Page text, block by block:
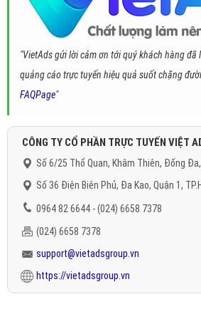
"VietAds gửi lời cảm ơn tới quý khách hàng
quảng cáo trực tuyến hiệu quả suốt chặng
FAQPage"
CÔNG TY CỔ PHẦN TRỰC TUYẾN VIỆT
Số 6/25 Thổ Quan, Khâm Thiên, Đống Đa,
Số 36 Điện Biên Phủ, Đa Kao, Quận 1,
0964 82 6644 - (024) 6658 7378
(024) 6658 7378
support@vietadsgroup.vn
https://vietadsgroup.vn